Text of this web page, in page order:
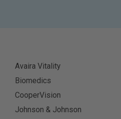
Avaira Vitality
Biomedics
CooperVision
Johnson & Johnson